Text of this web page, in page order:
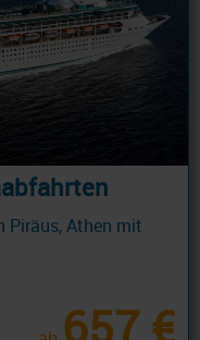
Piräus, Athen mit
657 €